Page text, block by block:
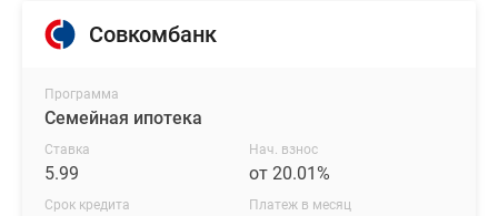
Совкомбанк
Программа
Семейная ипотека
Ставка
5.99
Нач. взнос
от 20.01%
Срок кредита Платеж в месяц